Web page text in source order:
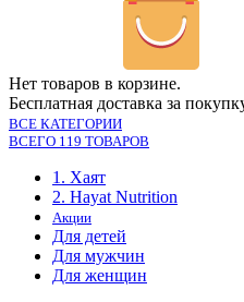
Нет товаров в корзине.
Бесплатная доставка за
ВСЕ КАТЕГОРИИ
ВСЕГО 119 ТОВАРОВ
1. Хаят
2. Hayat Nutrition
Акции
Для детей
Для мужчин
Для женщин